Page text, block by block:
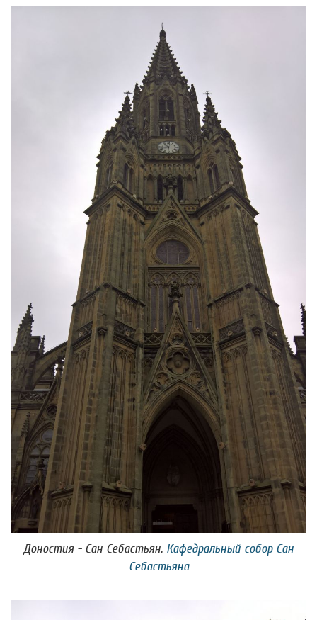
Доностия - Сан Себастьян. Кафедральный собор Сан
Себастьяна